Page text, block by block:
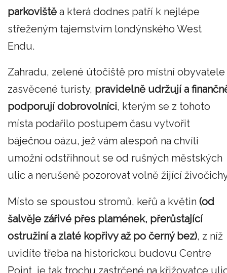
parkoviště a která dodnes patří k nejlépe
střeženým tajemstvím londýnského West
Endu.
Zahradu, zelené útočiště pro místní obyvatele
zasvěcené turisty, pravidelně udržují a
podporují dobrovolníci, kterým se z tohoto
místa podařilo postupem času vytvořit
báječnou oázu, jež vám alespoň na chvíli
umožní odstřihnout se od rušných městských
ulic a nerušeně pozorovat volně žijící
Místo se spoustou stromů, keřů a květin (od
šalvěje zářivé přes plamének, přerůstající
ostružiní a zlaté kopřivy až po černý bez), z níž
uvidíte třeba na historickou budovu Centre
Point, je tak trochu zastrčené na křižovatce